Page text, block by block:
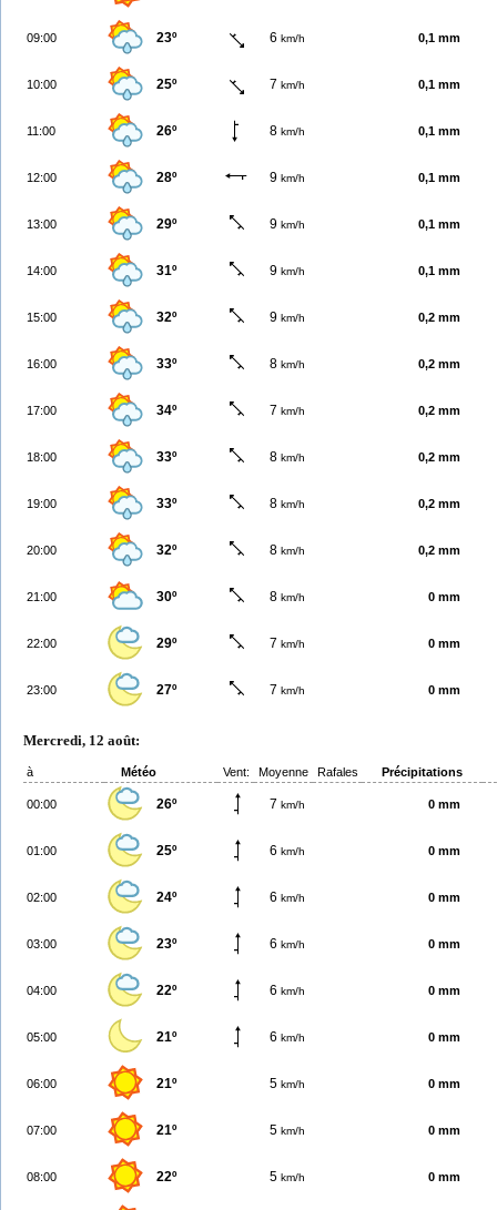
09:00 23º 6 km/h 0,1 mm
10:00 25º 7 km/h 0,1 mm
11:00 26º 8 km/h 0,1 mm
12:00 28º 9 km/h 0,1 mm
13:00 29º 9 km/h 0,1 mm
14:00 31º 9 km/h 0,1 mm
15:00 32º 9 km/h 0,2 mm
16:00 33º 8 km/h 0,2 mm
17:00 34º 7 km/h 0,2 mm
18:00 33º 8 km/h 0,2 mm
19:00 33º 8 km/h 0,2 mm
20:00 32º 8 km/h 0,2 mm
21:00 30º 8 km/h 0 mm
22:00 29º 7 km/h 0 mm
23:00 27º 7 km/h 0 mm
Mercredi, 12 août:
à Météo Vent: Moyenne Rafales Précipitations
00:00 26º 7 km/h 0 mm
01:00 25º 6 km/h 0 mm
02:00 24º 6 km/h 0 mm
03:00 23º 6 km/h 0 mm
04:00 22º 6 km/h 0 mm
05:00 21º 6 km/h 0 mm
06:00 21º 5 km/h 0 mm
07:00 21º 5 km/h 0 mm
08:00 22º 5 km/h 0 mm